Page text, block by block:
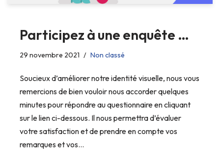
Participez à une enquête …
29 novembre 2021 Non classé
Soucieux d’améliorer notre identité visuelle, nous vous
remercions de bien vouloir nous accorder quelques
minutes pour répondre au questionnaire en cliquant
sur le lien ci-dessous. Il nous permettra d’évaluer
votre satisfaction et de prendre en compte vos
remarques et vos…